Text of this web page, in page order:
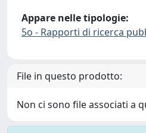
Appare nelle tipologie:
5o - Rapporti di ricerca
File in questo prodotto:
Non ci sono file associati a